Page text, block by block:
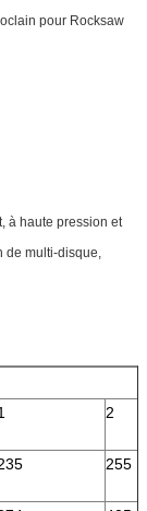
pour Rocksaw
à haute pression et
de multi-disque,
2
255